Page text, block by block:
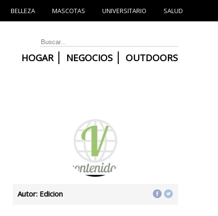
BELLEZA MASCOTAS UNIVERSITARIO SALUD
HOGAR NEGOCIOS OUTDOORS
Autor: Edicion